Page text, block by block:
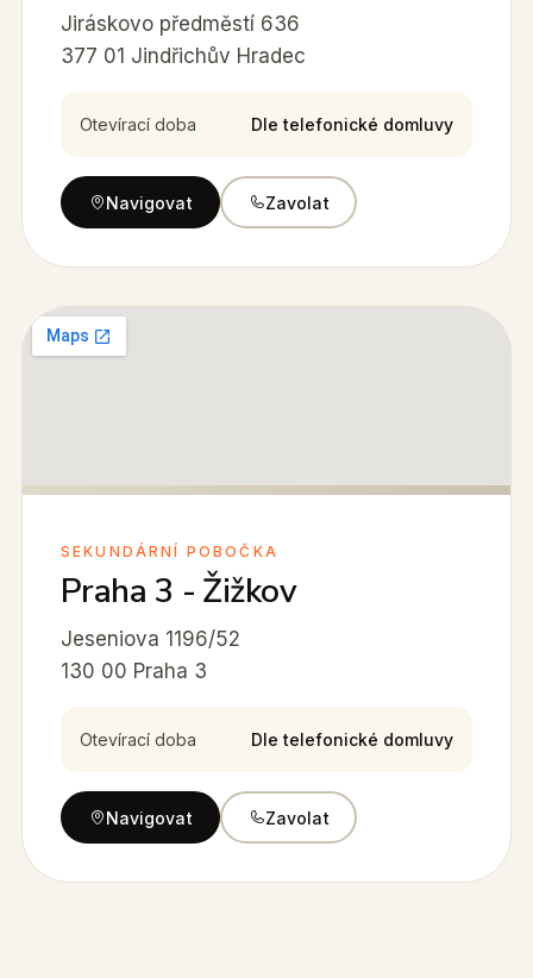
Jiráskovo předměstí 636
377 01 Jindřichův Hradec
Otevírací doba Dle telefonické domluvy
Navigovat Zavolat
SEKUNDÁRNÍ POBOČKA
Praha 3 - Žižkov
Jeseniova 1196/52
130 00 Praha 3
Otevírací doba Dle telefonické domluvy
Navigovat Zavolat